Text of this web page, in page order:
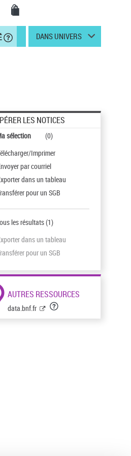
DANS UNIVERS
LES NOTICES
sélection (0)
Imprimer
par courriel
dans un tableau
pour un SGB
les résultats(1)
dans un tableau
pour un SGB
AUTRES RESSOURCES
data.bnf.fr